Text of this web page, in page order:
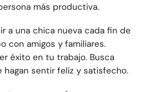
más productiva.
a una chica nueva cada fin de
con amigos y familiares.
éxito en tu trabajo. Busca
sentir feliz y satisfecho.